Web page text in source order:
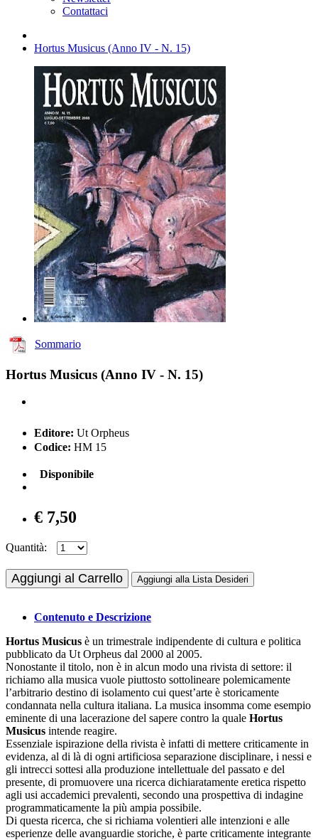
Contattaci
Hortus Musicus (Anno IV - N. 15)
Sommario
Hortus Musicus (Anno IV - N. 15)
Editore: Ut Orpheus
Codice: HM 15
Disponibile
€ 7,50
Quantità:
Aggiungi al Carrello Aggiungi alla Lista Desideri
Contenuto e Descrizione
Hortus Musicus è un trimestrale indipendente di cultura e politica
pubblicato da Ut Orpheus dal 2000 al 2005.
Nonostante il titolo, non è in alcun modo una rivista di settore: il
richiamo alla musica vuole piuttosto sottolineare polemicamente
l’arbitrario destino di isolamento cui quest’arte è storicamente
condannata nella cultura italiana. La musica insomma come esempio
eminente di una lacerazione del sapere contro la quale Hortus
Musicus intende reagire.
Essenziale ispirazione della rivista è infatti di mettere criticamente in
evidenza, al di là di ogni artificiosa separazione disciplinare, i nessi e
gli intrecci sottesi alla produzione intellettuale del passato e del
presente, di promuovere una ricerca dichiaratamente eretica rispetto
agli usi accademici prevalenti, secondo una prospettiva di indagine
programmaticamente la più ampia possibile.
Di questa ricerca, che si richiama volentieri alle intenzioni e alle
esperienze delle avanguardie storiche, è parte criticamente integrante